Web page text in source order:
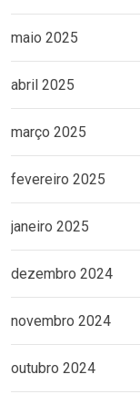
maio 2025
abril 2025
março 2025
fevereiro 2025
janeiro 2025
dezembro 2024
novembro 2024
outubro 2024